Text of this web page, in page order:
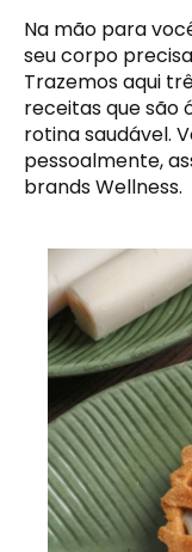
Na mão para
seu corpo
Trazemos aqui
receitas que são
rotina saudável.
pessoalmente,
brands Wellness.